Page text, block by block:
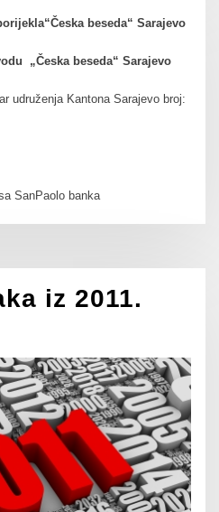
beseda“ Sarajevo
„Česka beseda“ Sarajevo
udruženja Kantona Sarajevo broj:
SanPaolo banka
iz 2011.